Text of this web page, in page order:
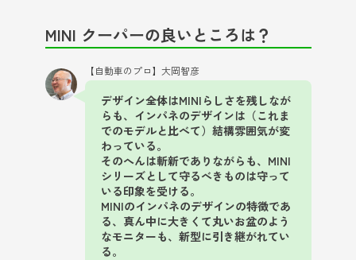
MINI クーパーの良いところは？
【自動車のプロ】大岡智彦
デザイン全体はMINIらしさを残しなが
らも、インパネのデザインは（これま
でのモデルと比べて）結構雰囲気が変
わっている。
そのへんは斬新でありながらも、MINI
シリーズとして守るべきものは守って
いる印象を受ける。
MINIのインパネのデザインの特徴であ
る、真ん中に大きくて丸いお盆のよう
なモニターも、新型に引き継がれてい
る。